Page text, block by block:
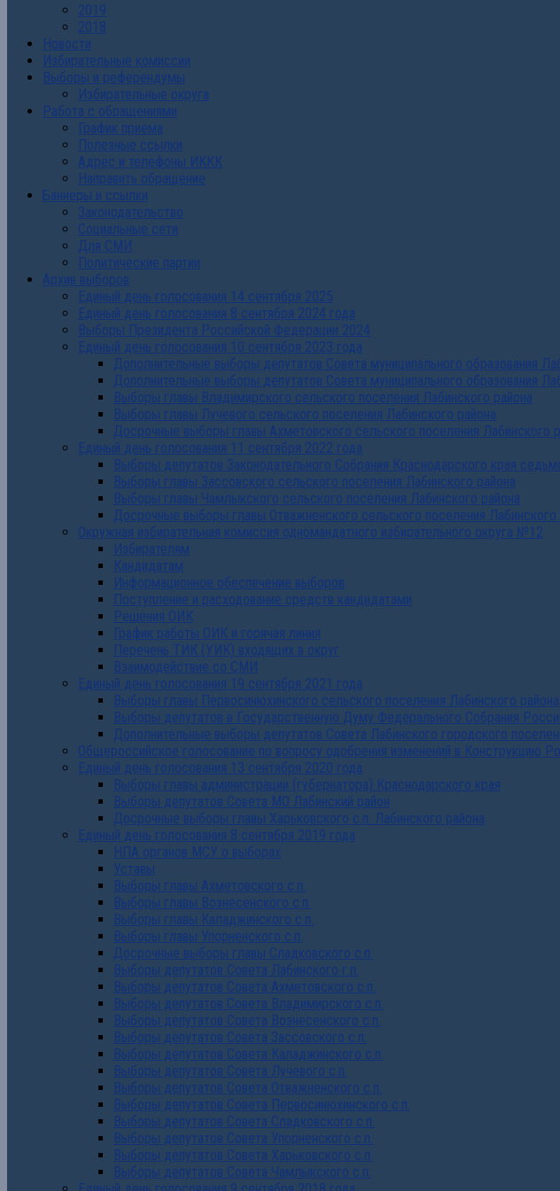
2019
2018
Новости
Избирательные комиссии
Выборы и референдумы
Избирательные округа
Работа с обращениями
График приема
Полезные ссылки
Адрес и телефоны ИККК
Направить обращение
Баннеры и ссылки
Законодательство
Социальные сети
Для СМИ
Политические партии
Архив выборов
Единый день голосования 14 сентября 2025
Единый день голосования 8 сентября 2024 года
Выборы Президента Российской Федерации 2024
Единый день голосования 10 сентября 2023 года
Дополнительные выборы депутатов Совета муниципального образования
Дополнительные выборы депутатов Совета муниципального образования
Выборы главы Владимирского сельского поселения Лабинского района
Выборы главы Лучевого сельского поселения Лабинского района
Досрочные выборы главы Ахметовского сельского поселения Лабинского
Единый день голосования 11 сентября 2022 года
Выборы депутатов Законодательного Собрания Краснодарского края
Выборы главы Зассовского сельского поселения Лабинского района
Выборы главы Чамлыкского сельского поселения Лабинского района
Досрочные выборы главы Отважненского сельского поселения Лабинского
Окружная избирательная комиссия одномандатного избирательного округа №12
Избирателям
Кандидатам
Информационное обеспечение выборов
Поступление и расходование средств кандидатами
Решения ОИК
График работы ОИК и горячая линия
Перечень ТИК (УИК) входящих в округ
Взаимодействие со СМИ
Единый день голосования 19 сентября 2021 года
Выборы главы Первосинюхинского сельского поселения Лабинского района
Выборы депутатов в Государственную Думу Федерального Собрания
Дополнительные выборы депутатов Совета Лабинского городского
Общероссийское голосование по вопросу одобрения изменений в Конструкцию
Единый день голосования 13 сентября 2020 года
Выборы главы администрации (губернатора) Краснодарского края
Выборы депутатов Совета МО Лабинский район
Досрочные выборы главы Харьковского с.п. Лабинского района
Единый день голосования 8 сентября 2019 года
НПА органов МСУ о выборах
Уставы
Выборы главы Ахметовского с.п.
Выборы главы Вознесенского с.п.
Выборы главы Каладжинского с.п.
Выборы главы Упорненского с.п.
Досрочные выборы главы Сладковского с.п.
Выборы депутатов Совета Лабинского г.п.
Выборы депутатов Совета Ахметовского с.п.
Выборы депутатов Совета Владимирского с.п.
Выборы депутатов Совета Вознесенского с.п.
Выборы депутатов Совета Зассовского с.п.
Выборы депутатов Совета Каладжинского с.п.
Выборы депутатов Совета Лучевого с.п.
Выборы депутатов Совета Отважненского с.п.
Выборы депутатов Совета Первосинюхинского с.п.
Выборы депутатов Совета Сладковского с.п.
Выборы депутатов Совета Упорненского с.п.
Выборы депутатов Совета Харьковского с.п.
Выборы депутатов Совета Чамлыкского с.п.